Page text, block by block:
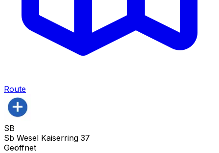
Route
SB
Sb Wesel Kaiserring 37
Geöffnet